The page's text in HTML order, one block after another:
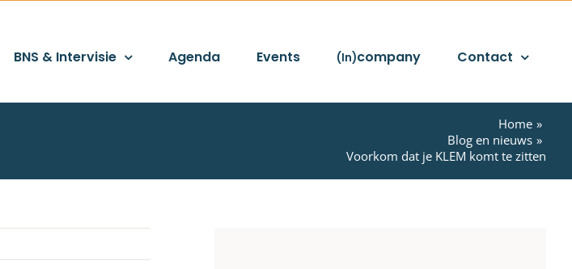
BNS & Intervisie Agenda Events (In)company Contact
Home
Blog en nieuws
Voorkom dat je KLEM komt te zitten